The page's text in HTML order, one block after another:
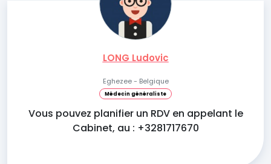
LONG Ludovic
Eghezee - Belgique
Médecin généraliste
Vous pouvez planifier un RDV en appelant le
Cabinet, au : +3281717670